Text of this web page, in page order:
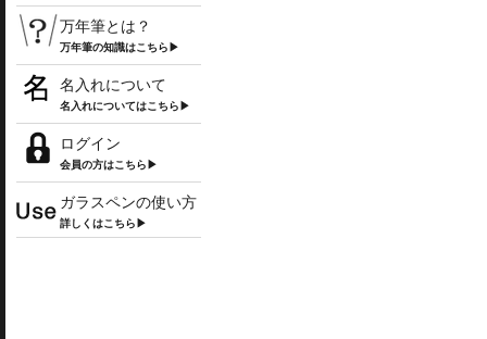
万年筆とは？
万年筆の知識はこちら▶
名入れについて
名入れについてはこちら▶
ログイン
会員の方はこちら▶
ガラスペンの使い方
詳しくはこちら▶